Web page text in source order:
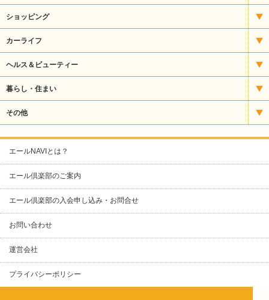
うどん・そば
うなぎ
お好み焼・焼きそば
カフェ・喫茶
クレープ
スナック・パブ
その他（グルメ）
ナイトクラブ
バー
パン
ラーメン
アート
パソコンスクール
バレエ・ダンス
パン教室
塾・予備校
ショッピング
CD・楽器
ギフト
スポーツ用品
その他食品
リサイクル用品
人形
寝具・タオル
文具・事務用品
書籍
眼鏡・時計・アクセサリー
カーライフ
タイヤ販売
自動車整備
自動車販売・修理
ヘルス＆ビューティー
エステ
サプリメント
整骨・接骨
理容・美容室
暮らし・住まい
ガス
クリーニング
リフォーム・塗装
不動産
保険
写真
その他
カラオケ
ビルメンテナンス
人材派遣
印刷
新聞販売
エールNAVIとは？
エール倶楽部のご案内
エール倶楽部の入会申し込み・お問合せ
お問い合わせ
運営会社
プライバシーポリシー